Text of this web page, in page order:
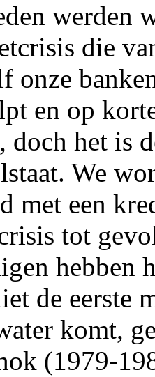
werden
die
onze
en op
doch het is
We
met een
tot
hebben
de eerste
komt,
(1979-